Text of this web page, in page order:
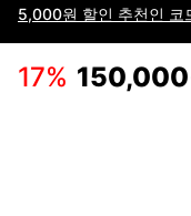
5,000원 할인 추천인 코
17% 150,000
이용약관고객센터판매